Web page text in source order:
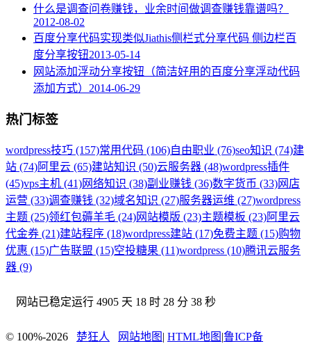
什么是调查问卷赚钱，业余时间做调查赚钱靠谱吗？
2012-08-02
百度分享代码实现类似Jiathis侧栏式分享代码 侧边栏百
度分享按钮2013-05-14
网站添加浮动分享按钮（简洁好用的百度分享浮动代码
添加方式） 2014-06-29
热门标签
wordpress技巧 (157)常用代码 (106)自由职业 (76)seo知识 (74)建
站 (74)阿里云 (65)建站知识 (50)云服务器 (48)wordpress插件
(45)vps主机 (41)网络知识 (38)副业赚钱 (36)数字货币 (33)网店
运营 (33)调查赚钱 (32)域名知识 (27)服务器运维 (27)wordpress
主题 (25)领红包薅羊毛 (24)网站模版 (23)主题模板 (23)阿里云
代金券 (21)建站程序 (18)wordpress建站 (17)免费主题 (15)购物
优惠 (15)广告联盟 (15)空投糖果 (11)wordpress (10)腾讯云服务
器 (9)
网站已稳定运行 4905 天 18 时 28 分 38 秒
© 100%-2026 楚狂人 网站地图 | HTML地图 |鲁ICP备